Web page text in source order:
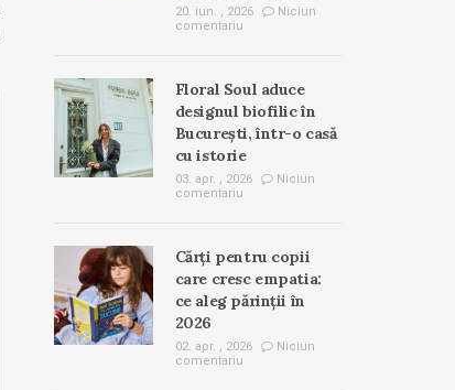
20. iun. , 2026
Niciun
comentariu
Floral Soul aduce
designul biofilic în
București, într-o casă
cu istorie
03. apr. , 2026
Niciun
comentariu
Cărți pentru copii
care cresc empatia:
ce aleg părinții în
2026
02. apr. , 2026
Niciun
comentariu